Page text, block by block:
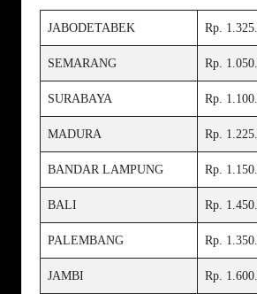
JABODETABEK Rp.
SEMARANG Rp.
SURABAYA Rp.
MADURA Rp.
BANDAR LAMPUNG Rp.
BALI Rp.
PALEMBANG Rp.
JAMBI Rp.